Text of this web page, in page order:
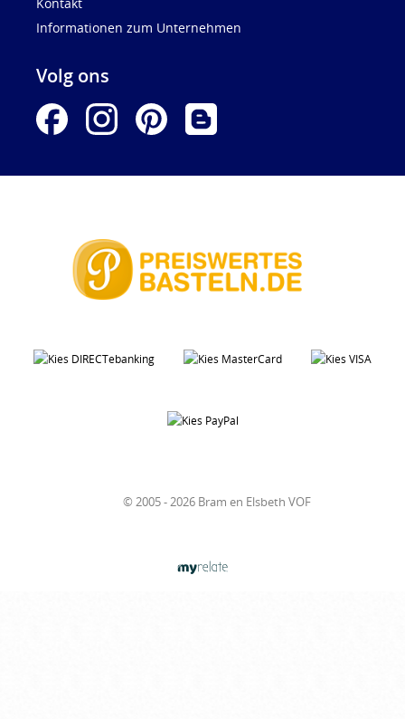
Informationen zum Unternehmen
Volg ons
© 2005 - 2026 Bram en Elsbeth VOF